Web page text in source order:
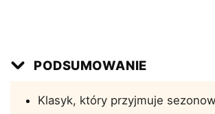
PODSUMOWANIE
Klasyk, który przyjmuje